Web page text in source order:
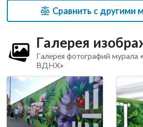
Сравнить с другими
Галерея
Галерея фотографий мурала
ВДНХ»